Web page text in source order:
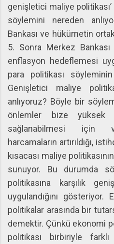
genişletici maliye politikası’
söylemini nereden
Bankası ve hükümetin
5. Sonra Merkez
enflasyon hedeflemesi
para politikası
Genişletici maliye
anlıyoruz? Böyle bir
önlemler bize yüksek
sağlanabilmesi için
harcamaların artırıldığı,
kısacası maliye
sunuyor. Bu durumda
politikasına karşılık
uygulandığını
politikalar arasında bir
demektir. Çünkü ekonomi
politikası birbiriyle